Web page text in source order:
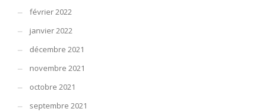
février 2022
janvier 2022
décembre 2021
novembre 2021
octobre 2021
septembre 2021